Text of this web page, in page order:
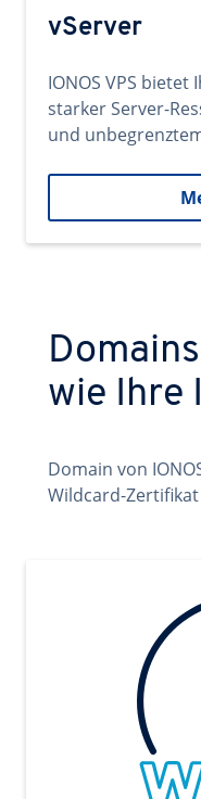
vServer
IONOS VPS
starker Server-
und
wie Ihre
Domain von
Wildcard-